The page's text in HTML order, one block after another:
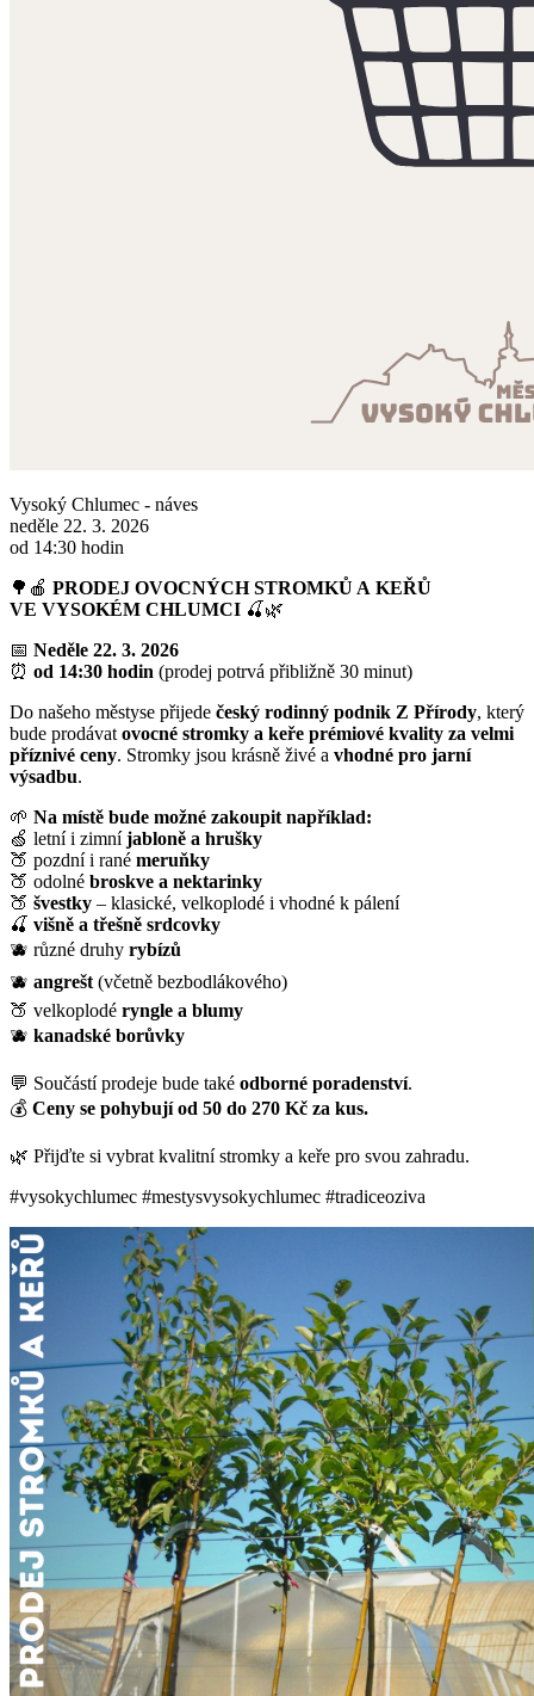
Vysoký Chlumec - náves
neděle 22. 3. 2026
od 14:30 hodin
🌳🍎 PRODEJ OVOCNÝCH STROMKŮ A KEŘŮ
VE VYSOKÉM CHLUMCI 🍒🌿
📅 Neděle 22. 3. 2026
⏰ od 14:30 hodin (prodej potrvá přibližně 30 minut)
Do našeho městyse přijede český rodinný podnik Z Přírody, který
bude prodávat ovocné stromky a keře prémiové kvality za velmi
příznivé ceny. Stromky jsou krásně živé a vhodné pro jarní
výsadbu.
🌱 Na místě bude možné zakoupit například:
🍏 letní i zimníjabloně a hrušky
🍑 pozdní i rané meruňky
🍑 odolné broskve a nektarinky
🍑 švestky – klasické, velkoplodé i vhodné k pálení
🍒 višně a třešně srdcovky
🫐 různé druhy rybízů
🫐 angrešt (včetně bezbodlákového)
🍑 velkoplodé ryngle a blumy
🫐 kanadské borůvky
💬 Součástí prodeje bude také odborné poradenství.
💰 Ceny se pohybují od 50 do 270 Kč za kus.
🌿 Přijďte si vybrat kvalitní stromky a keře pro svou zahradu.
#vysokychlumec #mestysvysokychlumec #tradiceoziva